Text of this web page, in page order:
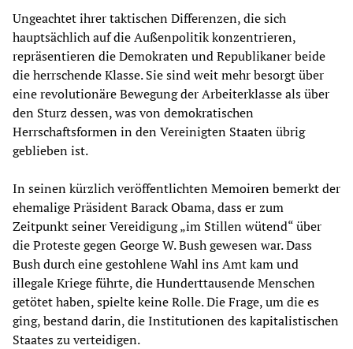
Ungeachtet ihrer taktischen Differenzen, die sich
hauptsächlich auf die Außenpolitik konzentrieren,
repräsentieren die Demokraten und Republikaner beide
die herrschende Klasse. Sie sind weit mehr besorgt über
eine revolutionäre Bewegung der Arbeiterklasse als über
den Sturz dessen, was von demokratischen
Herrschaftsformen in den Vereinigten Staaten übrig
geblieben ist.
In seinen kürzlich veröffentlichten Memoiren bemerkt der
ehemalige Präsident Barack Obama, dass er zum
Zeitpunkt seiner Vereidigung „im Stillen wütend“ über
die Proteste gegen George W. Bush gewesen war. Dass
Bush durch eine gestohlene Wahl ins Amt kam und
illegale Kriege führte, die Hunderttausende Menschen
getötet haben, spielte keine Rolle. Die Frage, um die es
ging, bestand darin, die Institutionen des kapitalistischen
Staates zu verteidigen.